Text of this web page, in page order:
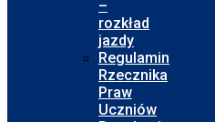
–
rozkład
jazdy
Regulamin
Rzecznika
Praw
Uczniów